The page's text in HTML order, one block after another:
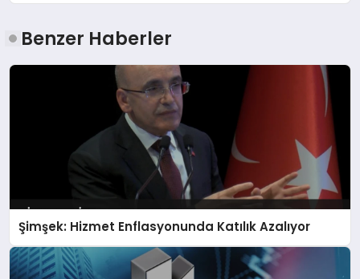
Benzer Haberler
Şimşek: Hizmet Enflasyonunda Katılık Azalıyor